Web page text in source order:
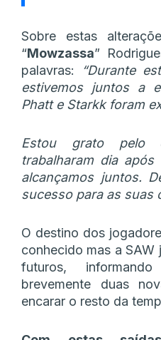
Sobre estas
“Mowzassa”
palavras:
“Durante
estivemos juntos a
Phatt e Starkk foram
Estou grato pelo
trabalharam dia
alcançamos juntos.
sucesso para as suas
O destino dos
conhecido mas a
futuros,
brevemente duas
encarar o resto da